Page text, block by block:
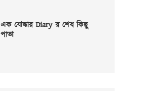
এক যোদ্ধার Diary র শেষ কিছু
পাতা